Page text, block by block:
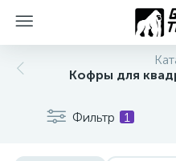
Кофры для
Фильтр 1